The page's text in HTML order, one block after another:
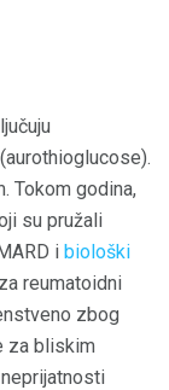
Tokom godina,
su pružali
i biološki
reumatoidni
zbog
za bliskim